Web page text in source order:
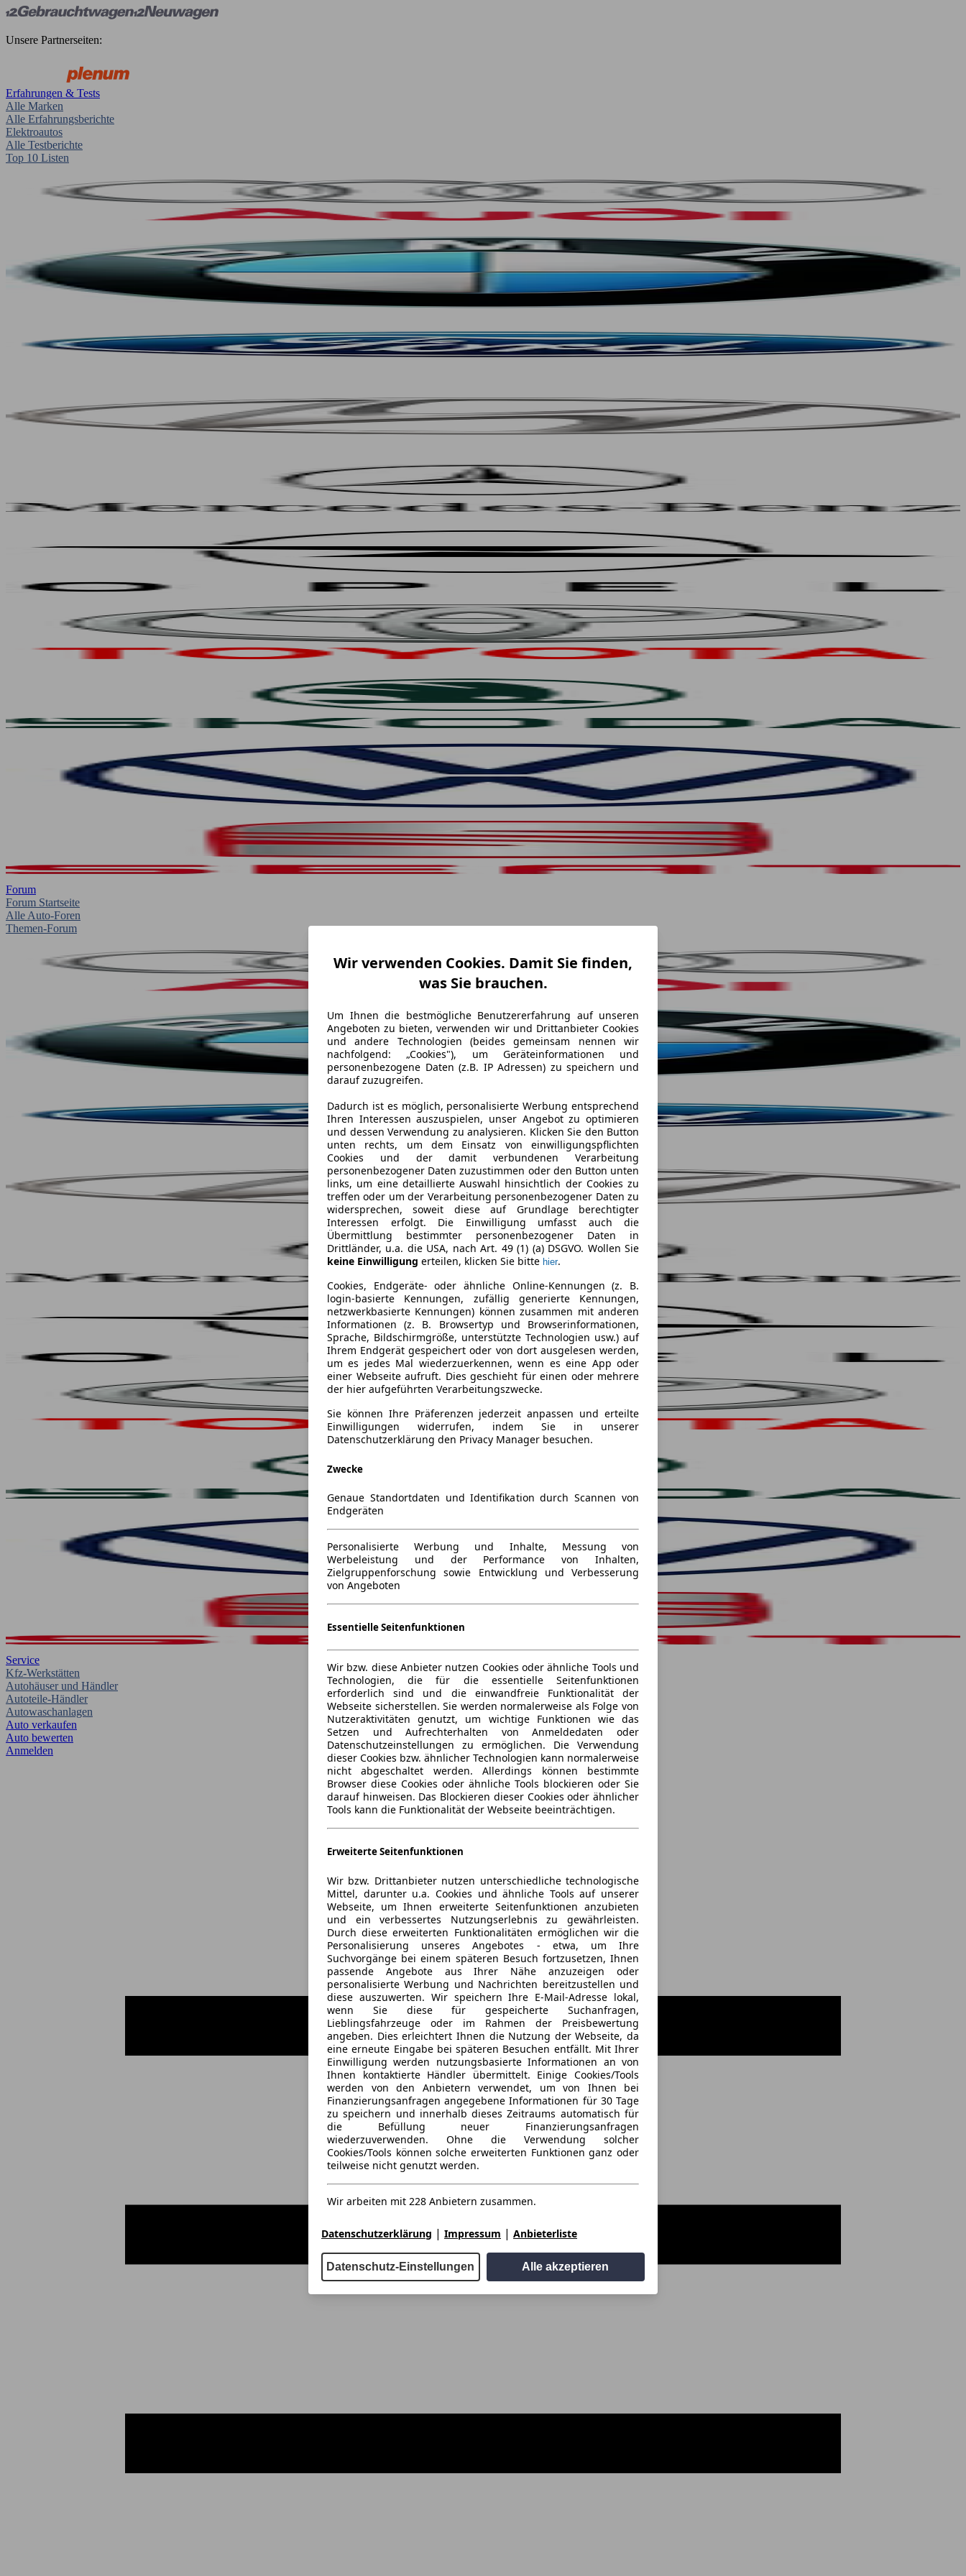
Unsere Partnerseiten:
Erfahrungen & Tests
Alle Marken
Alle Erfahrungsberichte
Elektroautos
Alle Testberichte
Top 10 Listen
Forum
Forum Startseite
Alle Auto-Foren
Themen-Forum
Service
Kfz-Werkstätten
Autohäuser und Händler
Autoteile-Händler
Autowaschanlagen
Auto verkaufen
Auto bewerten
Anmelden
Wir verwenden Cookies. Damit Sie finden,
was Sie brauchen.
Um Ihnen die bestmögliche Benutzererfahrung auf unseren
Angeboten zu bieten, verwenden wir und Drittanbieter Cookies
und andere Technologien (beides gemeinsam nennen wir
nachfolgend: „Cookies"), um Geräteinformationen und
personenbezogene Daten (z.B. IP Adressen) zu speichern und
darauf zuzugreifen.
Dadurch ist es möglich, personalisierte Werbung entsprechend
Ihren Interessen auszuspielen, unser Angebot zu optimieren
und dessen Verwendung zu analysieren. Klicken Sie den Button
unten rechts, um dem Einsatz von einwilligungspflichten
Cookies und der damit verbundenen Verarbeitung
personenbezogener Daten zuzustimmen oder den Button unten
links, um eine detaillierte Auswahl hinsichtlich der Cookies zu
treffen oder um der Verarbeitung personenbezogener Daten zu
widersprechen, soweit diese auf Grundlage berechtigter
Interessen erfolgt. Die Einwilligung umfasst auch die
Übermittlung bestimmter personenbezogener Daten in
Drittländer, u.a. die USA, nach Art. 49 (1) (a) DSGVO. Wollen Sie
keine Einwilligung erteilen, klicken Sie bitte hier.
Cookies, Endgeräte- oder ähnliche Online-Kennungen (z. B.
login-basierte Kennungen, zufällig generierte Kennungen,
netzwerkbasierte Kennungen) können zusammen mit anderen
Informationen (z. B. Browsertyp und Browserinformationen,
Sprache, Bildschirmgröße, unterstützte Technologien usw.) auf
Ihrem Endgerät gespeichert oder von dort ausgelesen werden,
um es jedes Mal wiederzuerkennen, wenn es eine App oder
einer Webseite aufruft. Dies geschieht für einen oder mehrere
der hier aufgeführten Verarbeitungszwecke.
Sie können Ihre Präferenzen jederzeit anpassen und erteilte
Einwilligungen widerrufen, indem Sie in unserer
Datenschutzerklärung den Privacy Manager besuchen.
Zwecke
Genaue Standortdaten und Identifikation durch Scannen von
Endgeräten
Personalisierte Werbung und Inhalte, Messung von
Werbeleistung und der Performance von Inhalten,
Zielgruppenforschung sowie Entwicklung und Verbesserung
von Angeboten
Essentielle Seitenfunktionen
Wir bzw. diese Anbieter nutzen Cookies oder ähnliche Tools und
Technologien, die für die essentielle Seitenfunktionen
erforderlich sind und die einwandfreie Funktionalität der
Webseite sicherstellen. Sie werden normalerweise als Folge von
Nutzeraktivitäten genutzt, um wichtige Funktionen wie das
Setzen und Aufrechterhalten von Anmeldedaten oder
Datenschutzeinstellungen zu ermöglichen. Die Verwendung
dieser Cookies bzw. ähnlicher Technologien kann normalerweise
nicht abgeschaltet werden. Allerdings können bestimmte
Browser diese Cookies oder ähnliche Tools blockieren oder Sie
darauf hinweisen. Das Blockieren dieser Cookies oder ähnlicher
Tools kann die Funktionalität der Webseite beeinträchtigen.
Erweiterte Seitenfunktionen
Wir bzw. Drittanbieter nutzen unterschiedliche technologische
Mittel, darunter u.a. Cookies und ähnliche Tools auf unserer
Webseite, um Ihnen erweiterte Seitenfunktionen anzubieten
und ein verbessertes Nutzungserlebnis zu gewährleisten.
Durch diese erweiterten Funktionalitäten ermöglichen wir die
Personalisierung unseres Angebotes - etwa, um Ihre
Suchvorgänge bei einem späteren Besuch fortzusetzen, Ihnen
passende Angebote aus Ihrer Nähe anzuzeigen oder
personalisierte Werbung und Nachrichten bereitzustellen und
diese auszuwerten. Wir speichern Ihre E-Mail-Adresse lokal,
wenn Sie diese für gespeicherte Suchanfragen,
Lieblingsfahrzeuge oder im Rahmen der Preisbewertung
angeben. Dies erleichtert Ihnen die Nutzung der Webseite, da
eine erneute Eingabe bei späteren Besuchen entfällt. Mit Ihrer
Einwilligung werden nutzungsbasierte Informationen an von
Ihnen kontaktierte Händler übermittelt. Einige Cookies/Tools
werden von den Anbietern verwendet, um von Ihnen bei
Finanzierungsanfragen angegebene Informationen für 30 Tage
zu speichern und innerhalb dieses Zeitraums automatisch für
die Befüllung neuer Finanzierungsanfragen
wiederzuverwenden. Ohne die Verwendung solcher
Cookies/Tools können solche erweiterten Funktionen ganz oder
teilweise nicht genutzt werden.
Wir arbeiten mit 228 Anbietern zusammen.
Datenschutzerklärung | Impressum | Anbieterliste
Datenschutz-Einstellungen Alle akzeptieren